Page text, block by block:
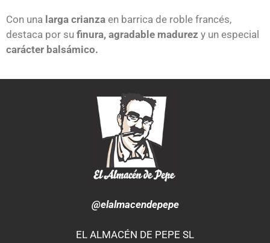
Con una larga crianza en barrica de roble francés,
destaca por su finura, agradable madurez y un especial
carácter balsámico.
@elalmacendepepe
EL ALMACÉN DE PEPE SL